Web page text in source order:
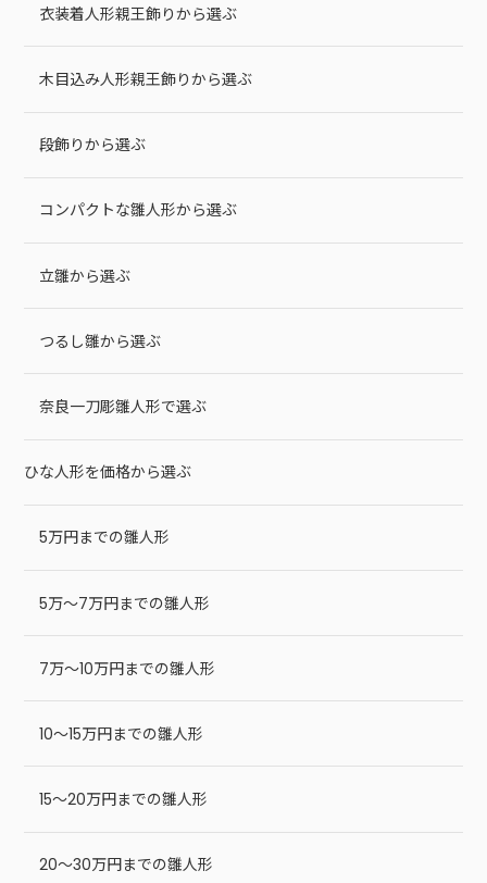
衣装着人形親王飾りから選ぶ
木目込み人形親王飾りから選ぶ
段飾りから選ぶ
コンパクトな雛人形から選ぶ
立雛から選ぶ
つるし雛から選ぶ
奈良一刀彫雛人形で選ぶ
ひな人形を価格から選ぶ
5万円までの雛人形
5万～7万円までの雛人形
7万～10万円までの雛人形
10～15万円までの雛人形
15～20万円までの雛人形
20～30万円までの雛人形